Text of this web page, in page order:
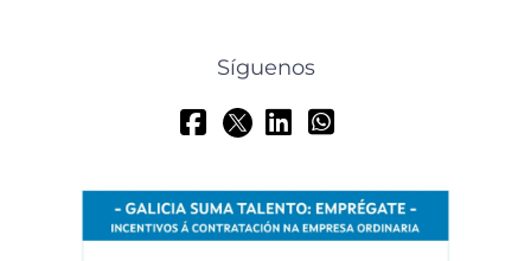
Síguenos